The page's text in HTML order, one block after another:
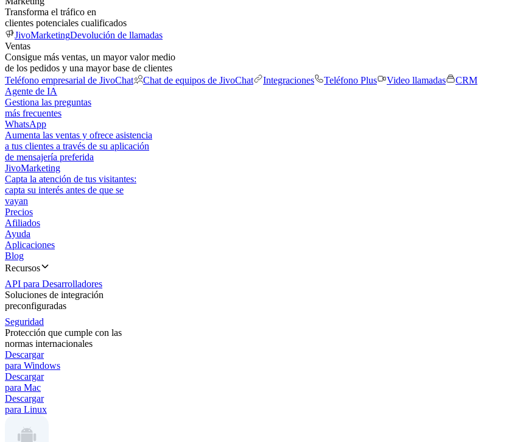
Transforma el tráfico en
clientes potenciales cualificados
JivoMarketingDevolución de llamadas
Ventas
Consigue más ventas, un mayor valor medio
de los pedidos y una mayor base de clientes
Teléfono empresarial de JivoChat
Chat de equipos de JivoChat Integraciones Teléfono Plus Video llamadas
CRM
Agente de IA
Gestiona las preguntas
más frecuentes
WhatsApp
Aumenta las ventas y ofrece asistencia
a tus clientes a través de su aplicación
de mensajería preferida
JivoMarketing
Capta la atención de tus visitantes:
capta su interés antes de que se
vayan
Precios
Afiliados
Ayuda
Aplicaciones
Blog
Recursos
API para Desarrolladores
Soluciones de integración
preconfiguradas
Seguridad
Protección que cumple con las
normas internacionales
Descargar
para Windows
Descargar
para Mac
Descargar
para Linux